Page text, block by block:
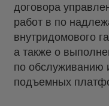
договора
работ в по
внутридомового
а также о
по обслуживанию
подъемных